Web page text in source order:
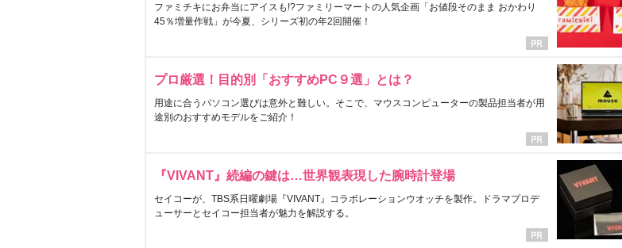
ファミチキにお弁当にアイスも!?ファミリーマートの人気企画「お値段そのまま おかわり
45％増量作戦」が今夏、シリーズ初の年2回開催！
プロ厳選！目的別「おすすめPC９選」とは？
用途に合うパソコン選びは意外と難しい。そこで、マウスコンピューターの製品担当者が用
途別のおすすめモデルをご紹介！
『VIVANT』続編の鍵は…世界観表現した腕時計登場
セイコーが、TBS系日曜劇場『VIVANT』コラボレーションウオッチを製作。ドラマプロデ
ューサーとセイコー担当者が魅力を解説する。